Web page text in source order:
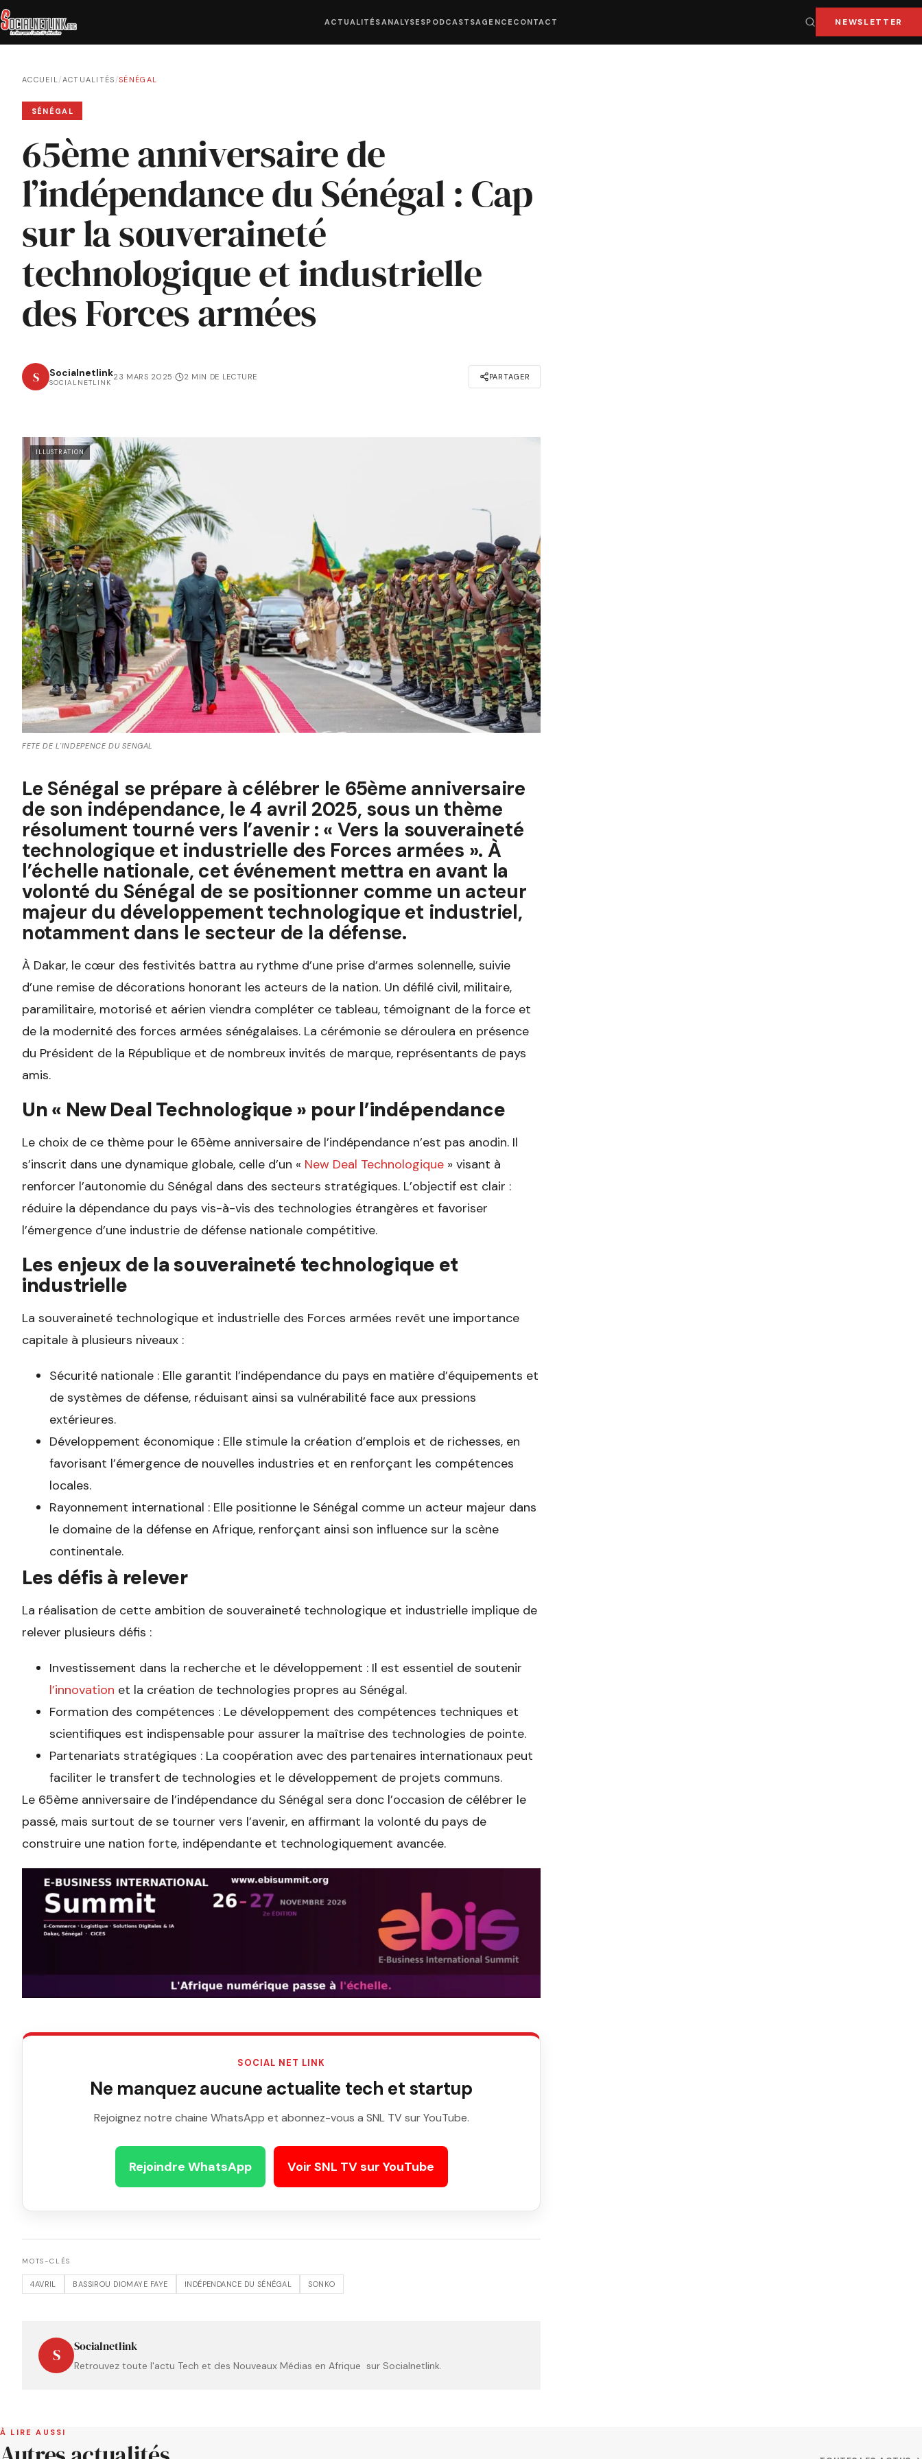
ACTUALITÉSANALYSESPODCASTSAGENCE CONTACT NEWSLETTER
ACCUEIL/ACTUALITÉS /SÉNÉGAL
SÉNÉGAL
65ème anniversaire de
l’indépendance du Sénégal : Cap
sur la souveraineté
technologique et industrielle
des Forces armées
S Socialnetlink
SOCIALNETLINK
23 MARS 2025· 2 MIN DE LECTURE PARTAGER
ILLUSTRATION
FETE DE L'INDEPENCE DU SENGAL
Le Sénégal se prépare à célébrer le 65ème anniversaire
de son indépendance, le 4 avril 2025, sous un thème
résolument tourné vers l’avenir : « Vers la souveraineté
technologique et industrielle des Forces armées ». À
l’échelle nationale, cet événement mettra en avant la
volonté du Sénégal de se positionner comme un acteur
majeur du développement technologique et industriel,
notamment dans le secteur de la défense.
À Dakar, le cœur des festivités battra au rythme d’une prise d’armes solennelle, suivie
d’une remise de décorations honorant les acteurs de la nation. Un défilé civil, militaire,
paramilitaire, motorisé et aérien viendra compléter ce tableau, témoignant de la force et
de la modernité des forces armées sénégalaises. La cérémonie se déroulera en présence
du Président de la République et de nombreux invités de marque, représentants de pays
amis.
Un « New Deal Technologique » pour l’indépendance
Le choix de ce thème pour le 65ème anniversaire de l’indépendance n’est pas anodin. Il
s’inscrit dans une dynamique globale, celle d’un « New Deal Technologique » visant à
renforcer l’autonomie du Sénégal dans des secteurs stratégiques. L’objectif est clair :
réduire la dépendance du pays vis-à-vis des technologies étrangères et favoriser
l’émergence d’une industrie de défense nationale compétitive.
Les enjeux de la souveraineté technologique et
industrielle
La souveraineté technologique et industrielle des Forces armées revêt une importance
capitale à plusieurs niveaux :
Sécurité nationale : Elle garantit l’indépendance du pays en matière d’équipements et
de systèmes de défense, réduisant ainsi sa vulnérabilité face aux pressions
extérieures.
Développement économique : Elle stimule la création d’emplois et de richesses, en
favorisant l’émergence de nouvelles industries et en renforçant les compétences
locales.
Rayonnement international : Elle positionne le Sénégal comme un acteur majeur dans
le domaine de la défense en Afrique, renforçant ainsi son influence sur la scène
continentale.
Les défis à relever
La réalisation de cette ambition de souveraineté technologique et industrielle implique de
relever plusieurs défis :
Investissement dans la recherche et le développement : Il est essentiel de soutenir
l’innovation et la création de technologies propres au Sénégal.
Formation des compétences : Le développement des compétences techniques et
scientifiques est indispensable pour assurer la maîtrise des technologies de pointe.
Partenariats stratégiques : La coopération avec des partenaires internationaux peut
faciliter le transfert de technologies et le développement de projets communs.
Le 65ème anniversaire de l’indépendance du Sénégal sera donc l’occasion de célébrer le
passé, mais surtout de se tourner vers l’avenir, en affirmant la volonté du pays de
construire une nation forte, indépendante et technologiquement avancée.
SOCIAL NET LINK
Ne manquez aucune actualite tech et startup
Rejoignez notre chaine WhatsApp et abonnez-vous a SNL TV sur YouTube.
Rejoindre WhatsApp Voir SNL TV sur YouTube
MOTS-CLÉS
4AVRIL BASSIROU DIOMAYE FAYE INDÉPENDANCE DU SÉNÉGAL SONKO
S Socialnetlink
Retrouvez toute l'actu Tech et des Nouveaux Médias en Afrique sur Socialnetlink.
À LIRE AUSSI